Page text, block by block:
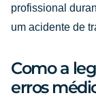
profissional
um acidente de
Como a
erros